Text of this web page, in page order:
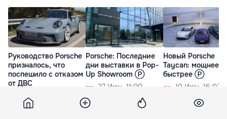
Руководство Porsche
призналось, что
поспешило с отказом
от ДВС
23 Июл. 19:10
Porsche: Последние
дни выставки в Pop-
Up Showroom Ⓟ
27 Июн. 11:00
Новый Porsche
Taycan: мощнее и
быстрее Ⓟ
10 Июн. 16:02